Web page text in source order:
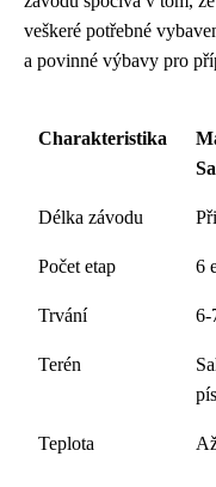
veškeré potřebné
a povinné výbavy pro
Charakteristika
Délka závodu
Počet etap 6
Trvání 6-
Terén
Teplota